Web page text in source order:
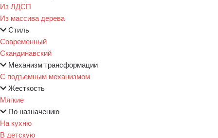
Из ЛДСП
Из массива дерева
Стиль
Современный
Скандинавский
Механизм трансформации
С подъемным механизмом
Жесткость
Мягкие
По назначению
На кухню
В детскую